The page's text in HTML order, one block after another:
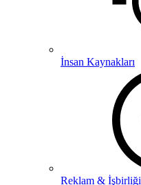
İnsan Kaynakları
Reklam & İşbirliği